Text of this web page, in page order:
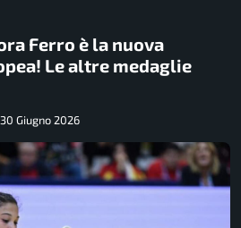
Ferro è la nuova
Le altre medaglie
30 Giugno 2026